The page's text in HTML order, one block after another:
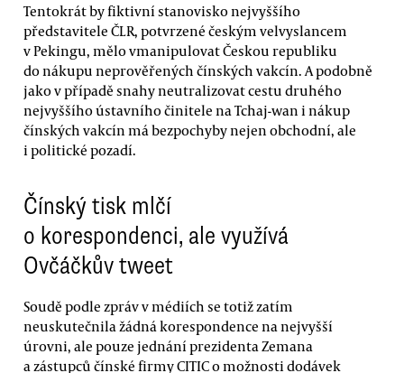
Tentokrát by fiktivní stanovisko nejvyššího
představitele ČLR, potvrzené českým velvyslancem
v Pekingu, mělo vmanipulovat Českou republiku
do nákupu neprověřených čínských vakcín. A podobně
jako v případě snahy neutralizovat cestu druhého
nejvyššího ústavního činitele na Tchaj-wan i nákup
čínských vakcín má bezpochyby nejen obchodní, ale
i politické pozadí.
Čínský tisk mlčí
o korespondenci, ale využívá
Ovčáčkův tweet
Soudě podle zpráv v médiích se totiž zatím
neuskutečnila žádná korespondence na nejvyšší
úrovni, ale pouze jednání prezidenta Zemana
a zástupců čínské firmy CITIC o možnosti dodávek